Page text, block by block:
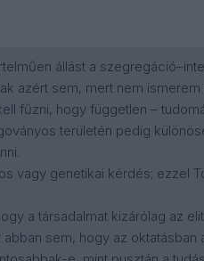
állást a
azért sem, mert nem ismerem
fűzni, hogy független –
területén pedig
vagy genetikai kérdés; ezzel
a társadalmat kizárólag az
abban sem, hogy az oktatásban